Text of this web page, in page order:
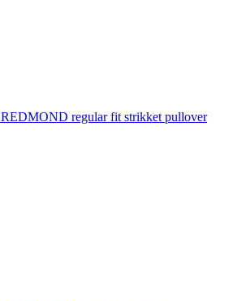
REDMOND regular fit strikket pullover